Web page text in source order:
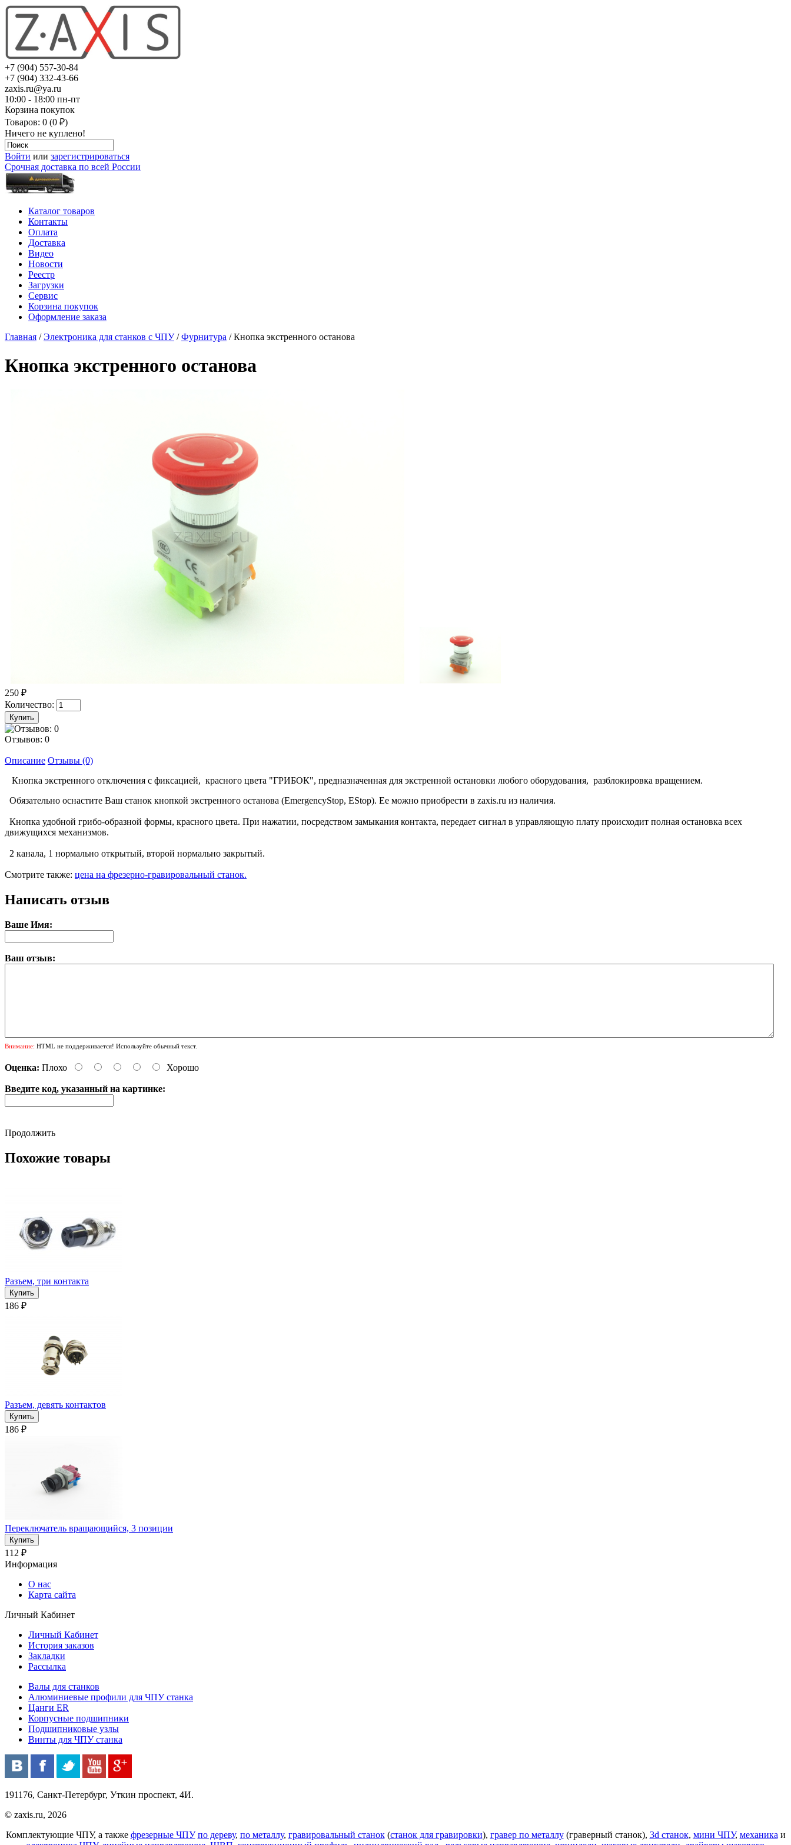
+7 (904) 557-30-84
+7 (904) 332-43-66
zaxis.ru@ya.ru
10:00 - 18:00 пн-пт
Корзина покупок
Товаров: 0 (0 ₽)
Ничего не куплено!
Войти или зарегистрироваться
Срочная доставка по всей России
Каталог товаров
Контакты
Оплата
Доставка
Видео
Новости
Реестр
Загрузки
Сервис
Корзина покупок
Оформление заказа
Главная /Электроника для станков с ЧПУ/Фурнитура / Кнопка экстренного останова
Кнопка экстренного останова
250 ₽
Количество:
Отзывов: 0
Описание Отзывы (0)
Кнопка экстренного отключения с фиксацией, красного цвета "ГРИБОК", предназначенная для экстренной остановки любого оборудования, разблокировка вращением.
Обязательно оснастите Ваш станок кнопкой экстренного останова (EmergencyStop, EStop). Ее можно приобрести в zaxis.ru из наличия.
Кнопка удобной грибо-образной формы, красного цвета. При нажатии, посредством замыкания контакта, передает сигнал в управляющую плату происходит полная остановка всех
движущихся механизмов.
2 канала, 1 нормально открытый, второй нормально закрытый.
Смотрите также: цена на фрезерно-гравировальный станок.
Написать отзыв
Ваше Имя:
Ваш отзыв:
Внимание: HTML не поддерживается! Используйте обычный текст.
Оценка: Плохо Хорошо
Введите код, указанный на картинке:
Продолжить
Похожие товары
Разъем, три контакта
186 ₽
Разъем, девять контактов
186 ₽
Переключатель вращающийся, 3 позиции
112 ₽
Информация
О нас
Карта сайта
Личный Кабинет
Личный Кабинет
История заказов
Закладки
Рассылка
Валы для станков
Алюминиевые профили для ЧПУ станка
Цанги ER
Корпусные подшипники
Подшипниковые узлы
Винты для ЧПУ станка
191176, Санкт-Петербург, Уткин проспект, 4И.
© zaxis.ru, 2026
Комплектующие ЧПУ, а также фрезерные ЧПУ по дереву, по металлу, гравировальный станок(станок для гравировки), гравер по металлу(граверный станок), 3d станок, мини ЧПУ, механика и